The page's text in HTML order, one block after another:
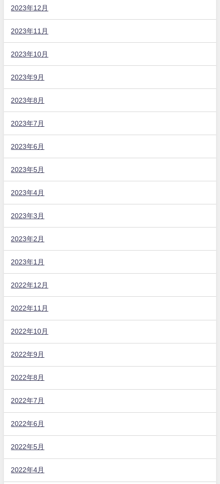
2023年12月
2023年11月
2023年10月
2023年9月
2023年8月
2023年7月
2023年6月
2023年5月
2023年4月
2023年3月
2023年2月
2023年1月
2022年12月
2022年11月
2022年10月
2022年9月
2022年8月
2022年7月
2022年6月
2022年5月
2022年4月